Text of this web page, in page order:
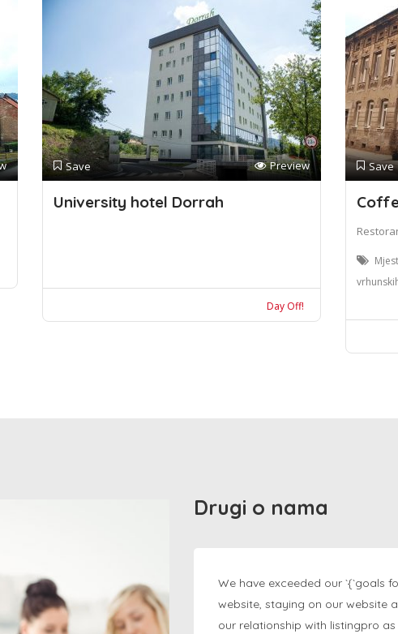
Save Preview
University hotel Dorrah
Day Off!
Save
Drugi o nama
We have exceeded our `{`goals
website, staying on our website
our relationship with listingpro